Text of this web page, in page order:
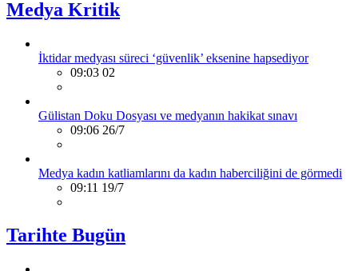
Medya Kritik
İktidar medyası süreci ‘güvenlik’ eksenine hapsediyor
09:03 02
Gülistan Doku Dosyası ve medyanın hakikat sınavı
09:06 26/7
Medya kadın katliamlarını da kadın haberciliğini de görmedi
09:11 19/7
Tarihte Bugün